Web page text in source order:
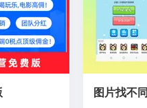
图片找不同